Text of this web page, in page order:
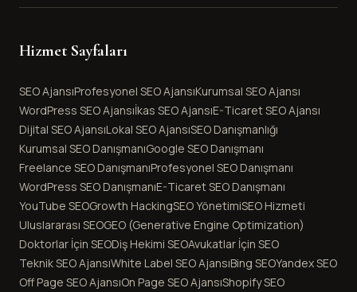
Hizmet Sayfaları
SEO AjansıProfesyonel SEO AjansıKurumsal SEO Ajansı
WordPress SEO Ajansıİkas SEO AjansıE-Ticaret SEO Ajansı
Dijital SEO AjansıLokal SEO AjansıSEO Danışmanlığı
Kurumsal SEO DanışmanıGoogle SEO Danışmanı
Freelance SEO DanışmanıProfesyonel SEO Danışmanı
WordPress SEO DanışmanıE-Ticaret SEO Danışmanı
YouTube SEOGrowth HackingSEO YönetimiSEO Hizmeti
Uluslararası SEOGEO (Generative Engine Optimization)
Doktorlar İçin SEODiş Hekimi SEOAvukatlar İçin SEO
Teknik SEO AjansıWhite Label SEO AjansıBing SEOYandex SEO
Off Page SEO AjansıOn Page SEO AjansıShopify SEO